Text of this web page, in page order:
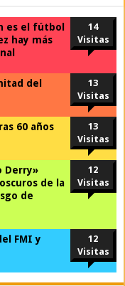
es el fútbol
hay más
14
Visitas
del
13
Visitas
60 años
13
Visitas
Derry»
de la
de
12
Visitas
FMI y
12
Visitas